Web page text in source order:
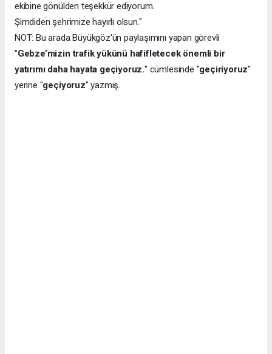
ekibine gönülden teşekkür ediyorum.
Şimdiden şehrimize hayırlı olsun."
NOT: Bu arada Büyükgöz'ün paylaşımını yapan görevli
"Gebze’mizin trafik yükünü hafifletecek önemli bir
yatırımı daha hayata geçiyoruz." cümlesinde "geçiriyoruz"
yerine "geçiyoruz" yazmış.